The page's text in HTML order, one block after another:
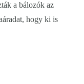
a bálozók az
hogy ki is